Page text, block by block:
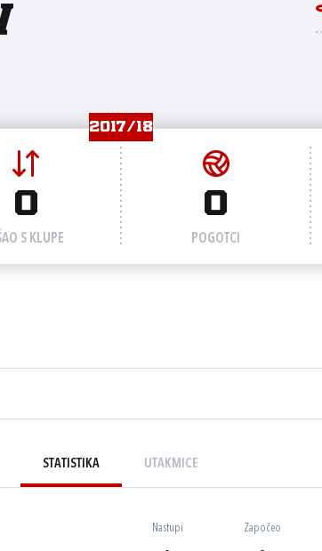
2017/18
0
S KLUPE
0
POGOTCI
STATISTIKA UTAKMICE
Nastupi Započeo